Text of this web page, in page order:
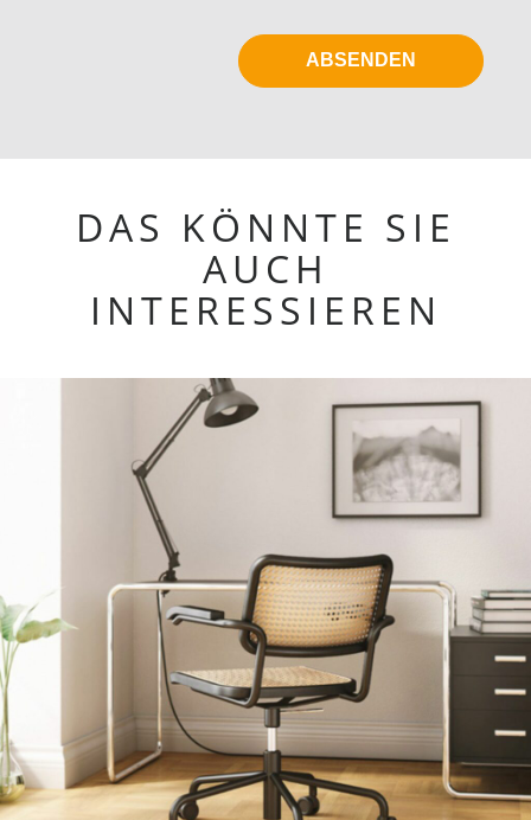
DAS KÖNNTE SIE
AUCH
INTERESSIEREN